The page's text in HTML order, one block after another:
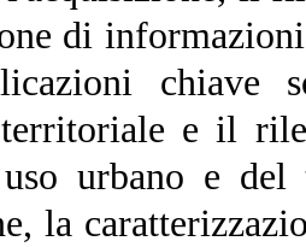
di
chiave
e il
urbano e
la